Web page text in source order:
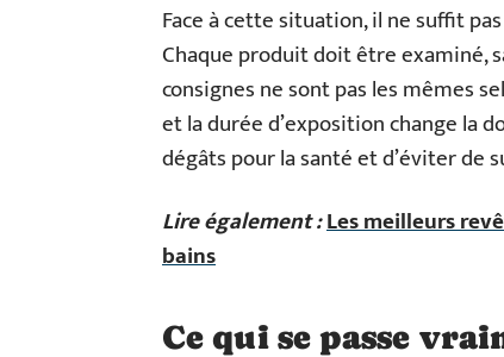
Face à cette situation, il ne suffit
Chaque produit doit être examiné,
consignes ne sont pas les mêmes
et la durée d’exposition change la
dégâts pour la santé et d’éviter de
Lire également :Les meilleurs
bains
Ce qui se passe